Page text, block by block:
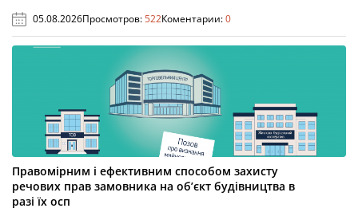
05.08.2026Просмотров:522Коментарии:0
Правомірним і ефективним способом захисту
речових прав замовника на об’єкт будівництва в
разі їх осп